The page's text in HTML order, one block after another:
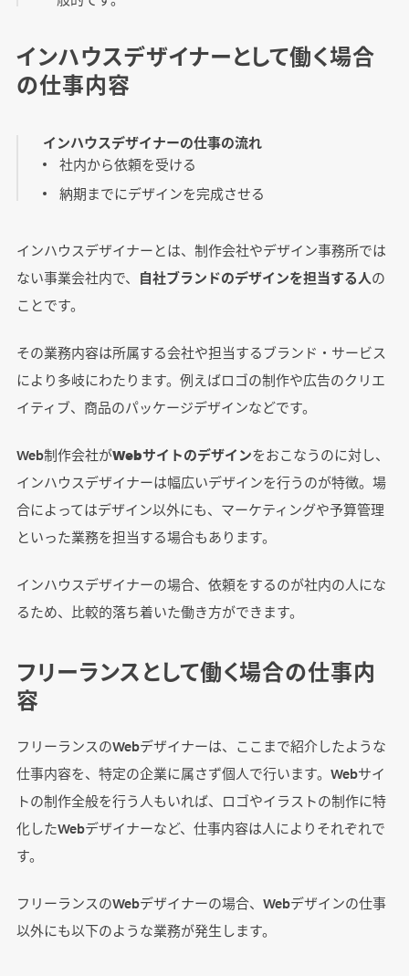
インハウスデザイナーとして働く場合
の仕事内容
インハウスデザイナーの仕事の流れ
社内から依頼を受ける
納期までにデザインを完成させる
インハウスデザイナーとは、制作会社やデザイン事務所では
ない事業会社内で、 自社ブランドのデザインを担当する人の
ことです。
その業務内容は所属する会社や担当するブランド・サービス
により多岐にわたります。例えばロゴの制作や広告のクリエ
イティブ、商品のパッケージデザインなどです。
Web制作会社がWebサイトのデザインをおこなうのに対し、
インハウスデザイナーは幅広いデザインを行うのが特徴。場
合によってはデザイン以外にも、マーケティングや予算管理
といった業務を担当する場合もあります。
インハウスデザイナーの場合、依頼をするのが社内の人にな
るため、比較的落ち着いた働き方ができます。
フリーランスとして働く場合の仕事内
容
フリーランスのWebデザイナーは、ここまで紹介したような
仕事内容を、特定の企業に属さず個人で行います。Webサイ
トの制作全般を行う人もいれば、ロゴやイラストの制作に特
化したWebデザイナーなど、仕事内容は人によりそれぞれで
す。
フリーランスのWebデザイナーの場合、Webデザインの仕事
以外にも以下のような業務が発生します。